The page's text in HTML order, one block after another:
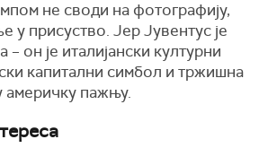
не своди на фотографију,
у присуство. Јер Јувентус је
он је италијански културни
капитални симбол и тржишна
америчку пажњу.